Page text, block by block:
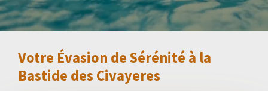
Votre Évasion de Sérénité à la
Bastide des Civayeres